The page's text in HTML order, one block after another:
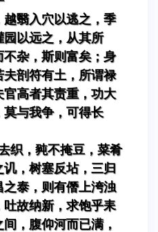
翳入穴以逃之，季
以远之，从其所
杂，斯则富矣；身
剖符有土，所谓禄
高者其责重，功大
与我争，可得长
织，豘不掩豆，菜肴
，树塞反坫，三归
泰，则有僭上洿浊
故纳新，求饱乎耒
，腹仰河而已满，